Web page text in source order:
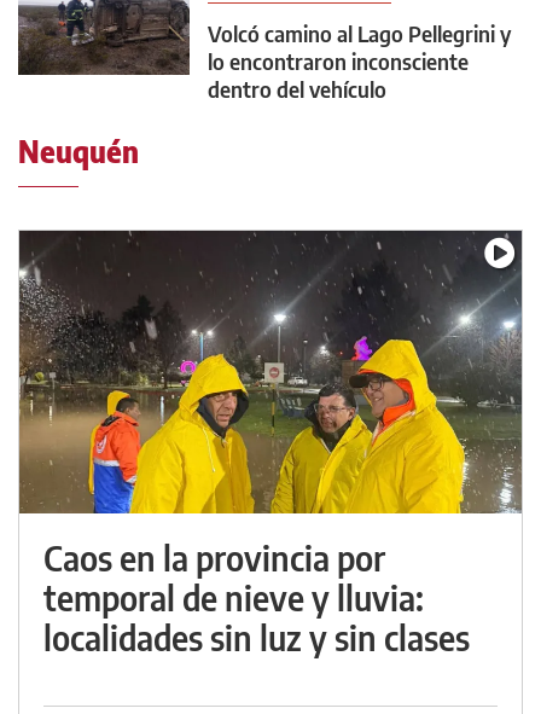
Volcó camino al Lago Pellegrini y
lo encontraron inconsciente
dentro del vehículo
Neuquén
Caos en la provincia por
temporal de nieve y lluvia:
localidades sin luz y sin clases